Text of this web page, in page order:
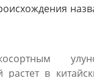
растет в